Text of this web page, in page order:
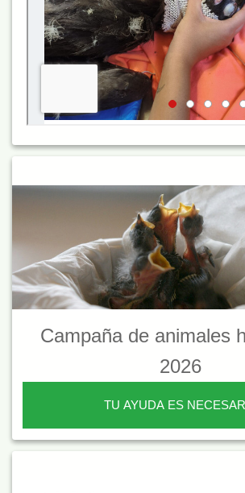
Campaña de animales
2026
TU AYUDA ES